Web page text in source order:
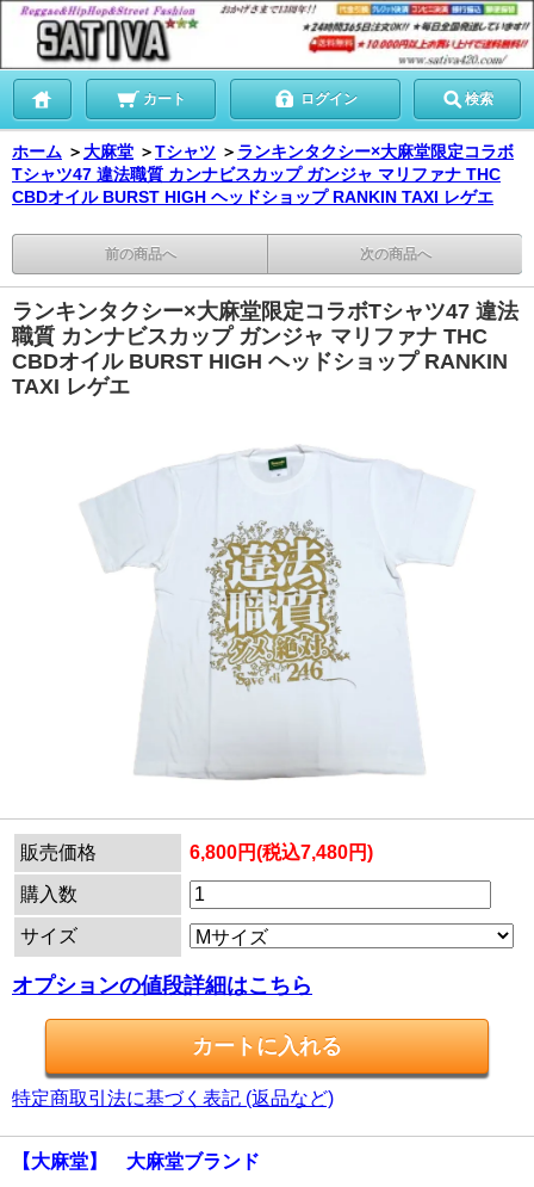
カート ログイン 検索
ホーム ＞大麻堂 ＞Tシャツ ＞ ランキンタクシー×大麻堂限定コラボ
Tシャツ47 違法職質 カンナビスカップ ガンジャ マリファナ THC
CBDオイル BURST HIGH ヘッドショップ RANKIN TAXI レゲエ
前の商品へ 次の商品へ
ランキンタクシー×大麻堂限定コラボTシャツ47 違法
職質 カンナビスカップ ガンジャ マリファナ THC
CBDオイル BURST HIGH ヘッドショップ RANKIN
TAXI レゲエ
販売価格 6,800円(税込7,480円)
購入数
サイズ
オプションの値段詳細はこちら
特定商取引法に基づく表記 (返品など)
【大麻堂】 大麻堂ブランド